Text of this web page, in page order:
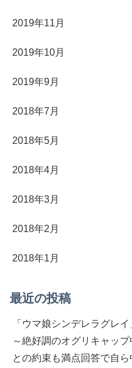
2019年11月
2019年10月
2019年9月
2018年7月
2018年5月
2018年4月
2018年3月
2018年2月
2018年1月
最近の投稿
「ウマ娘シンデレラグレ
～絶好調のオグリキャッ
との約束も満点回答で自